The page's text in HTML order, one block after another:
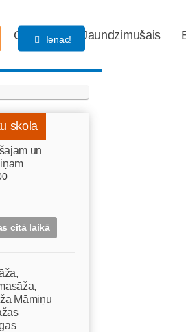
Gaidības Jaundzimušais
Ienāc!
skola
un
citā laikā
Māmiņu